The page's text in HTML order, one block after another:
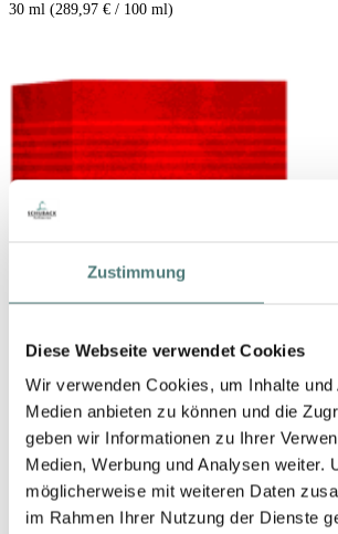
Zustimmung
Diese Webseite verwendet Cookies
Wir verwenden Cookies, um Inhalte
Medien anbieten zu können und die
geben wir Informationen zu Ihrer
Medien, Werbung und Analysen weiter.
möglicherweise mit weiteren Daten
im Rahmen Ihrer Nutzung der Dienste
30 ml (289,97 € / 100 ml)